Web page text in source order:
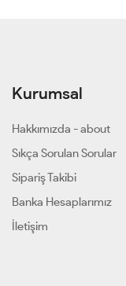
Kurumsal
Hakkımızda - about
Sıkça Sorulan Sorular
Sipariş Takibi
Banka Hesaplarımız
İletişim